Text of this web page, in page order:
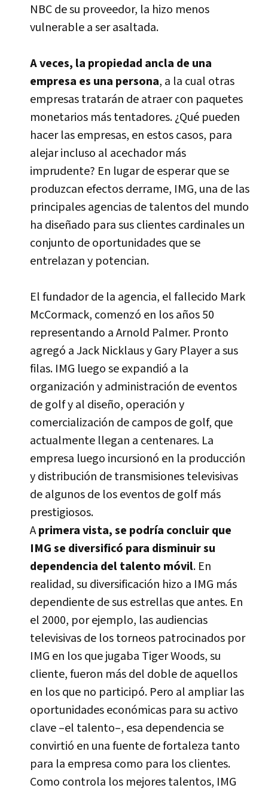
NBC de su proveedor, la hizo menos
vulnerable a ser asaltada.
A veces, la propiedad ancla de una
empresa es una persona, a la cual otras
empresas tratarán de atraer con paquetes
monetarios más tentadores. ¿Qué pueden
hacer las empresas, en estos casos, para
alejar incluso al acechador más
imprudente? En lugar de esperar que se
produzcan efectos derrame, IMG, una de las
principales agencias de talentos del mundo
ha diseñado para sus clientes cardinales un
conjunto de oportunidades que se
entrelazan y potencian.
El fundador de la agencia, el fallecido Mark
McCormack, comenzó en los años 50
representando a Arnold Palmer. Pronto
agregó a Jack Nicklaus y Gary Player a sus
filas. IMG luego se expandió a la
organización y administración de eventos
de golf y al diseño, operación y
comercialización de campos de golf, que
actualmente llegan a centenares. La
empresa luego incursionó en la producción
y distribución de transmisiones televisivas
de algunos de los eventos de golf más
prestigiosos.
Aprimera vista, se podrí­a concluir que
IMG se diversificó para disminuir su
dependencia del talento móvil. En
realidad, su diversificación hizo a IMG más
dependiente de sus estrellas que antes. En
el 2000, por ejemplo, las audiencias
televisivas de los torneos patrocinados por
IMG en los que jugaba Tiger Woods, su
cliente, fueron más del doble de aquellos
en los que no participó. Pero al ampliar las
oportunidades económicas para su activo
clave –el talento–, esa dependencia se
convirtió en una fuente de fortaleza tanto
para la empresa como para los clientes.
Como controla los mejores talentos, IMG